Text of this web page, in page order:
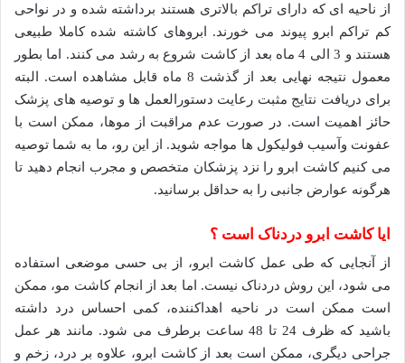
از ناحیه ای که دارای تراکم بالاتری هستند برداشته شده و در نواحی
کم تراکم ابرو پیوند می خورند. ابروهای کاشته شده کاملا طبیعی
هستند و 3 الی 4 ماه بعد از کاشت شروع به رشد می کنند. اما بطور
معمول نتیجه نهایی بعد از گذشت 8 ماه قابل مشاهده است. البته
برای دریافت نتایج مثبت رعایت دستورالعمل ها و توصیه های پزشک
حائز اهمیت است. در صورت عدم مراقبت از موها، ممکن است با
عفونت وآسیب فولیکول ها مواجه شوید. از این رو، ما به شما توصیه
می کنیم کاشت ابرو را نزد پزشکان متخصص و مجرب انجام دهید تا
هرگونه عوارض جانبی را به حداقل برسانید.
ایا کاشت ابرو دردناک است ؟
از آنجایی که طی عمل کاشت ابرو، از بی حسی موضعی استفاده
می شود، این روش دردناک نیست. اما بعد از انجام کاشت مو، ممکن
است ممکن است در ناحیه اهداکننده، کمی احساس درد داشته
باشید که ظرف 24 تا 48 ساعت برطرف می شود. مانند هر عمل
جراحی دیگری، ممکن است بعد از کاشت ابرو، علاوه بر درد، زخم و